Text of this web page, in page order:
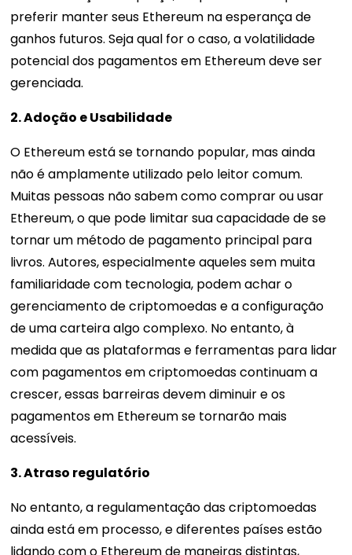
preferir manter seus Ethereum na esperança de
ganhos futuros. Seja qual for o caso, a volatilidade
potencial dos pagamentos em Ethereum deve ser
gerenciada.
2. Adoção e Usabilidade
O Ethereum está se tornando popular, mas ainda
não é amplamente utilizado pelo leitor comum.
Muitas pessoas não sabem como comprar ou usar
Ethereum, o que pode limitar sua capacidade de se
tornar um método de pagamento principal para
livros. Autores, especialmente aqueles sem muita
familiaridade com tecnologia, podem achar o
gerenciamento de criptomoedas e a configuração
de uma carteira algo complexo. No entanto, à
medida que as plataformas e ferramentas para lidar
com pagamentos em criptomoedas continuam a
crescer, essas barreiras devem diminuir e os
pagamentos em Ethereum se tornarão mais
acessíveis.
3. Atraso regulatório
No entanto, a regulamentação das criptomoedas
ainda está em processo, e diferentes países estão
lidando com o Ethereum de maneiras distintas,